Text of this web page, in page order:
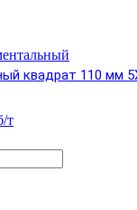
квадрат 110 мм
т